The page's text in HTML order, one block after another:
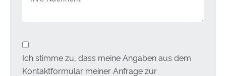
Ich stimme zu, dass meine Angaben aus dem
Kontaktformular meiner Anfrage zur